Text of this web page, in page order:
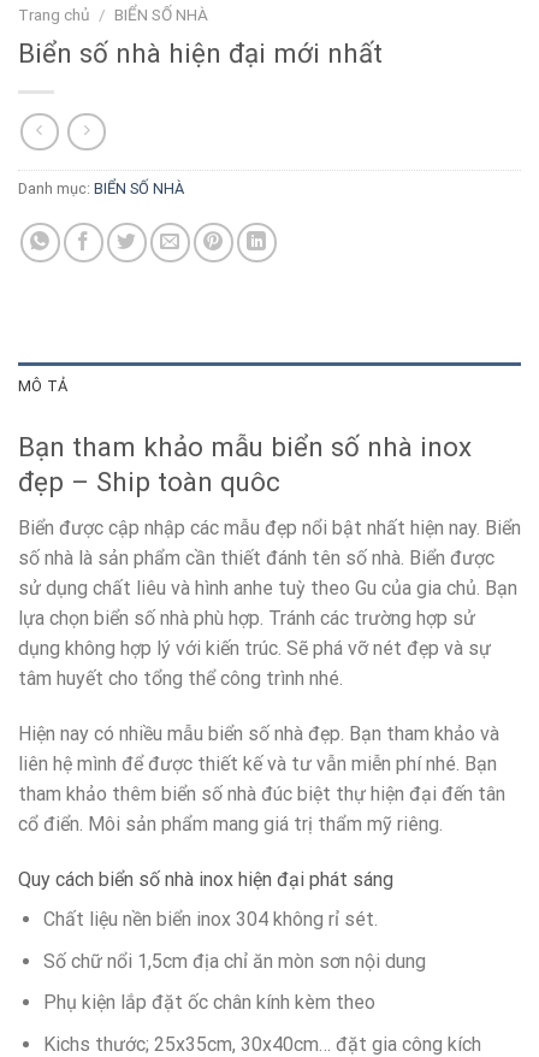
Trang chủ / BIỂN SỐ NHÀ
Biển số nhà hiện đại mới nhất
Danh mục: BIỂN SỐ NHÀ
MÔ TẢ
Bạn tham khảo mẫu biển số nhà inox
đẹp – Ship toàn quôc
Biển được cập nhập các mẫu đẹp nổi bật nhất hiện nay. Biển
số nhà là sản phẩm cần thiết đánh tên số nhà. Biển được
sử dụng chất liêu và hình anhe tuỳ theo Gu của gia chủ. Bạn
lựa chọn biển số nhà phù hợp. Tránh các trường hợp sử
dụng không hợp lý với kiến trúc. Sẽ phá vỡ nét đẹp và sự
tâm huyết cho tổng thể công trình nhé.
Hiện nay có nhiều mẫu biển số nhà đẹp. Bạn tham khảo và
liên hệ mình để được thiết kế và tư vẫn miễn phí nhé. Bạn
tham khảo thêm biển số nhà đúc biệt thự hiện đại đến tân
cổ điển. Môi sản phẩm mang giá trị thẩm mỹ riêng.
Quy cách biển số nhà inox hiện đại phát sáng
Chất liệu nền biển inox 304 không rỉ sét.
Số chữ nổi 1,5cm địa chỉ ăn mòn sơn nội dung
Phụ kiện lắp đặt ốc chân kính kèm theo
Kichs thước; 25x35cm, 30x40cm… đặt gia công kích